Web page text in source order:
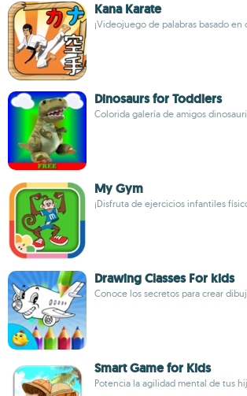
Kana Karate
¡Videojuego de palabras basado en
Dinosaurs for Toddlers
Colorida galería de amigos
My Gym
¡Disfruta de ejercicios infantiles
Drawing Classes For kids
Conoce los secretos para crear
Smart Game for Kids
Potencia la agilidad mental de tus